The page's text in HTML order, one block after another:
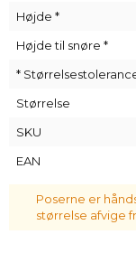
Højde *
Højde til snøre *
*
Størrelse
SKU
EAN
Poserne er
størrelse afvige